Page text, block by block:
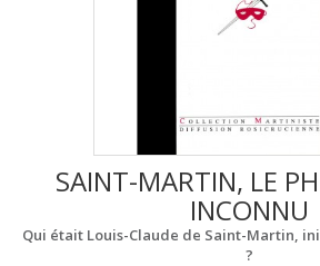
SAINT-MARTIN, LE
INCONNU
Qui était Louis-Claude de Saint-Martin,
?